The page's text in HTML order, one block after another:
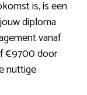
is, is een
diploma
vanaf
€9700 door
nuttige